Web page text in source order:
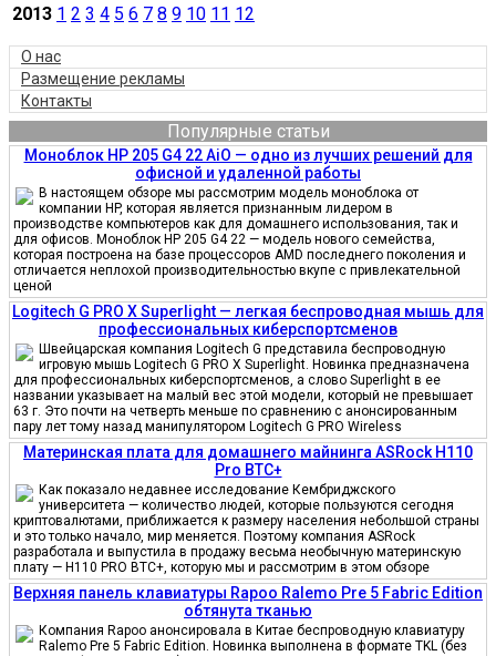
2013 1 2 3 4 5 6 7 8 9 10 11 12
О нас
Размещение рекламы
Контакты
Популярные статьи
Моноблок HP 205 G4 22 AiO — одно из лучших решений для
офисной и удаленной работы
В настоящем обзоре мы рассмотрим модель моноблока от
компании HP, которая является признанным лидером в
производстве компьютеров как для домашнего использования, так и
для офисов. Моноблок HP 205 G4 22 — модель нового семейства,
которая построена на базе процессоров AMD последнего поколения и
отличается неплохой производительностью вкупе с привлекательной
ценой
Logitech G PRO X Superlight — легкая беспроводная мышь для
профессиональных киберспортсменов
Швейцарская компания Logitech G представила беспроводную
игровую мышь Logitech G PRO X Superlight. Новинка предназначена
для профессиональных киберспортсменов, а слово Superlight в ее
названии указывает на малый вес этой модели, который не превышает
63 г. Это почти на четверть меньше по сравнению с анонсированным
пару лет тому назад манипулятором Logitech G PRO Wireless
Материнская плата для домашнего майнинга ASRock H110
Pro BTC+
Как показало недавнее исследование Кембриджского
университета — количество людей, которые пользуются сегодня
криптовалютами, приближается к размеру населения небольшой страны
и это только начало, мир меняется. Поэтому компания ASRock
разработала и выпустила в продажу весьма необычную материнскую
плату — H110 PRO BTC+, которую мы и рассмотрим в этом обзоре
Верхняя панель клавиатуры Rapoo Ralemo Pre 5 Fabric Edition
обтянута тканью
Компания Rapoo анонсировала в Китае беспроводную клавиатуру
Ralemo Pre 5 Fabric Edition. Новинка выполнена в формате TKL (без